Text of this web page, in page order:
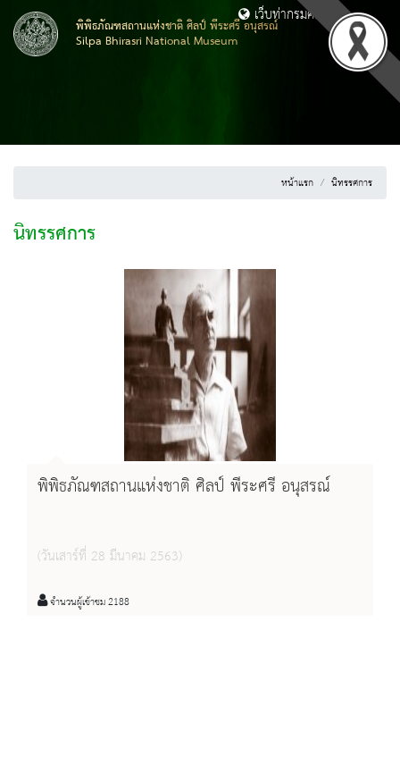
พิพิธภัณฑสถานแห่งชาติ ศิลป์ พีระศรี อนุสรณ์
Silpa Bhirasri National Museum
เว็บท่ากรมศิลปากร
หน้าแรก นิทรรศการ
นิทรรศการ
พิพิธภัณฑสถานแห่งชาติ ศิลป์ พีระศรี อนุสรณ์
(วันเสาร์ที่ 28 มีนาคม 2563)
จำนวนผู้เข้าชม 2188